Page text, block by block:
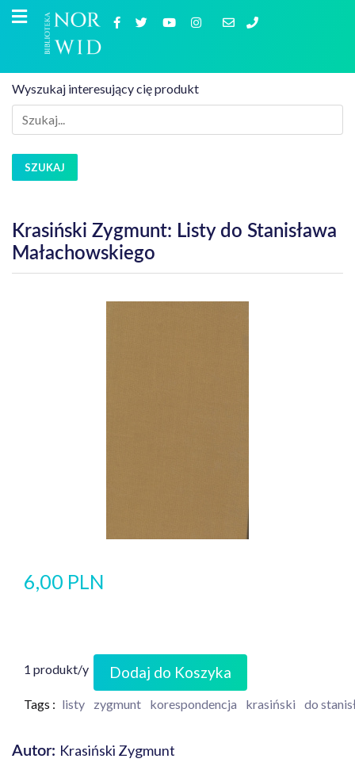
Wyszukaj interesujący cię produkt
SZUKAJ
Krasiński Zygmunt: Listy do Stanisława
Małachowskiego
6,00 PLN
1 produkt/y Dodaj do Koszyka
Tags : listy zygmunt korespondencja krasiński do
Autor: Krasiński Zygmunt